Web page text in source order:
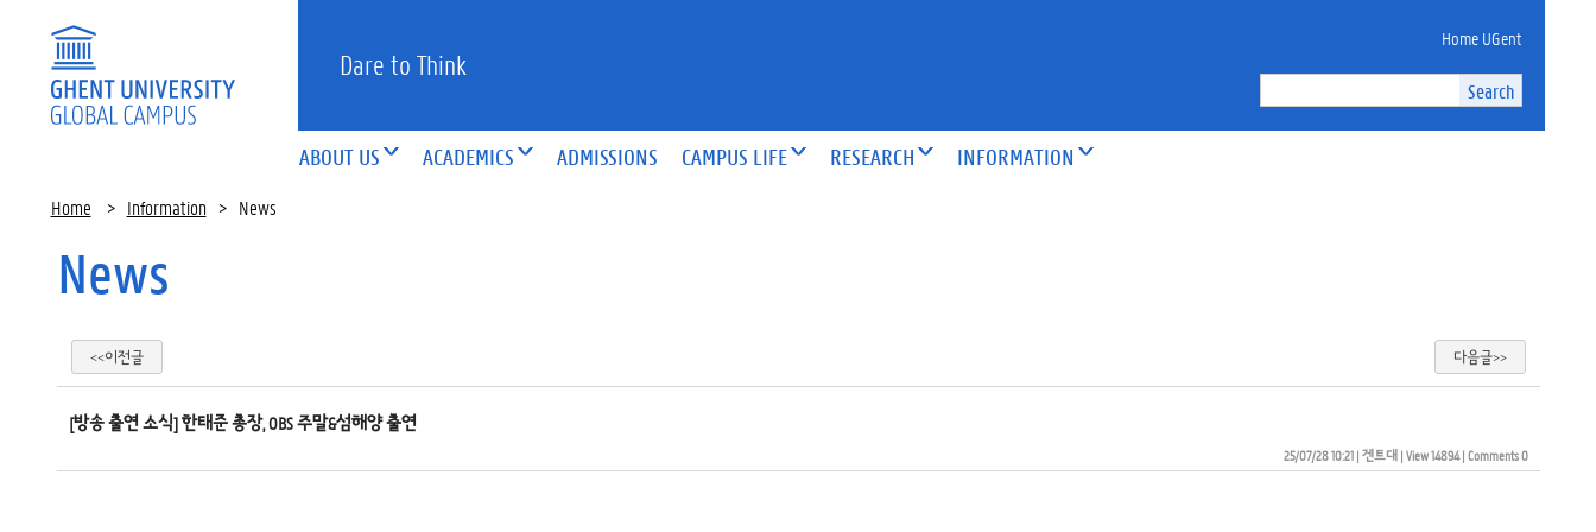
Dare to Think
Home UGent
ABOUT US ACADEMICS ADMISSIONS CAMPUS LIFE RESEARCH INFORMATION
Home > Information > News
News
<<이전글 다음글>>
[방송 출연 소식] 한태준 총장, OBS 주말&섬해양 출연
25/07/28 10:21| 겐트대| View 14894| Comments 0